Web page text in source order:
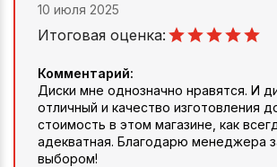
10 июля 2025
Итоговая оценка:
Комментарий:
Диски мне однозначно нравятся. И
отличный и качество изготовления
стоимость в этом магазине, как
адекватная. Благодарю менеджера
выбором!